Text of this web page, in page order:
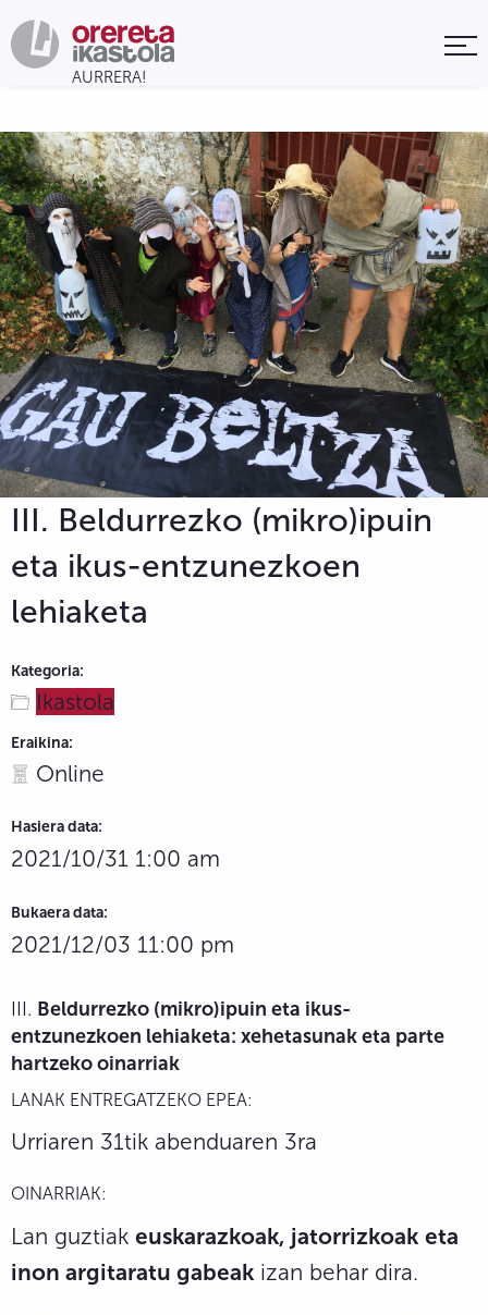
III. Beldurrezko (mikro)ipuin
eta ikus-entzunezkoen
lehiaketa
Kategoria:
Ikastola
Eraikina:
Online
Hasiera data:
2021/10/31 1:00 am
Bukaera data:
2021/12/03 11:00 pm
III. Beldurrezko (mikro)ipuin eta ikus-
entzunezkoen lehiaketa: xehetasunak eta parte
hartzeko oinarriak
LANAK ENTREGATZEKO EPEA:
Urriaren 31tik abenduaren 3ra
OINARRIAK:
Lan guztiak euskarazkoak, jatorrizkoak eta
inon argitaratu gabeak izan behar dira.